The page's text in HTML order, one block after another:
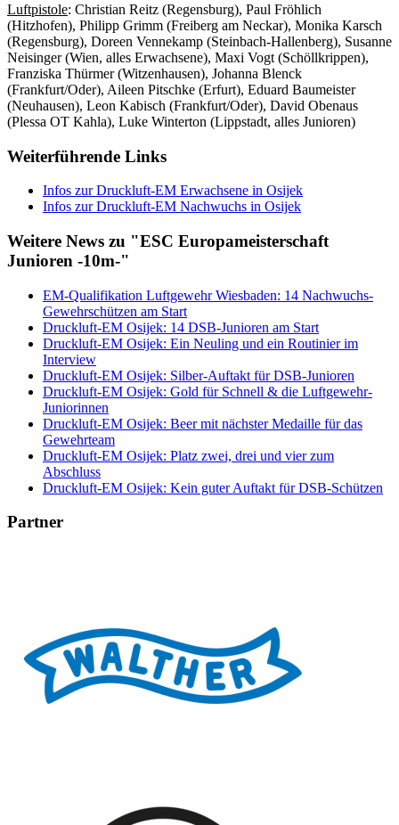
Luftpistole: Christian Reitz (Regensburg), Paul Fröhlich
(Hitzhofen), Philipp Grimm (Freiberg am Neckar), Monika Karsch
(Regensburg), Doreen Vennekamp (Steinbach-Hallenberg), Susanne
Neisinger (Wien, alles Erwachsene), Maxi Vogt (Schöllkrippen),
Franziska Thürmer (Witzenhausen), Johanna Blenck
(Frankfurt/Oder), Aileen Pitschke (Erfurt), Eduard Baumeister
(Neuhausen), Leon Kabisch (Frankfurt/Oder), David Obenaus
(Plessa OT Kahla), Luke Winterton (Lippstadt, alles Junioren)
Weiterführende Links
Infos zur Druckluft-EM Erwachsene in Osijek
Infos zur Druckluft-EM Nachwuchs in Osijek
Weitere News zu "ESC Europameisterschaft
Junioren -10m-"
EM-Qualifikation Luftgewehr Wiesbaden: 14 Nachwuchs-
Gewehrschützen am Start
Druckluft-EM Osijek: 14 DSB-Junioren am Start
Druckluft-EM Osijek: Ein Neuling und ein Routinier im
Interview
Druckluft-EM Osijek: Silber-Auftakt für DSB-Junioren
Druckluft-EM Osijek: Gold für Schnell & die Luftgewehr-
Juniorinnen
Druckluft-EM Osijek: Beer mit nächster Medaille für das
Gewehrteam
Druckluft-EM Osijek: Platz zwei, drei und vier zum
Abschluss
Druckluft-EM Osijek: Kein guter Auftakt für DSB-Schützen
Partner